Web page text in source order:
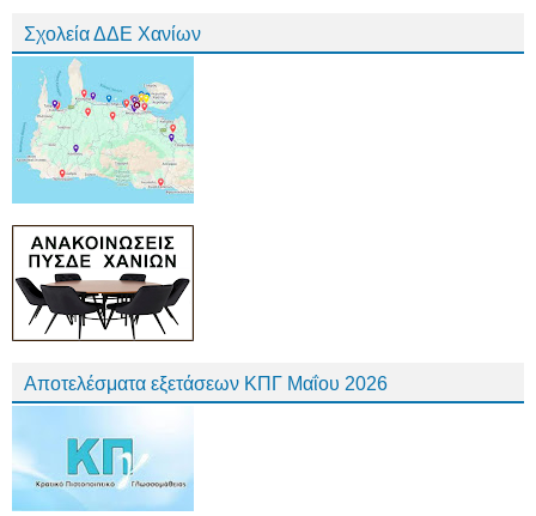
Σχολεία ΔΔΕ Χανίων
Αποτελέσματα εξετάσεων ΚΠΓ Μαΐου 2026